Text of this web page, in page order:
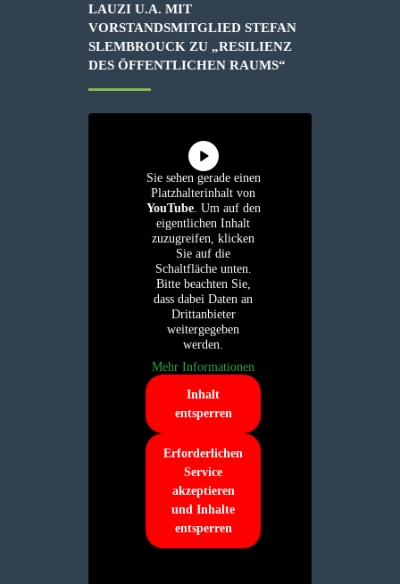
LAUZI U.A. MIT
VORSTANDSMITGLIED STEFAN
SLEMBROUCK ZU „RESILIENZ
DES ÖFFENTLICHEN RAUMS“
Sie sehen gerade einen
Platzhalterinhalt von
YouTube. Um auf den
eigentlichen Inhalt
zuzugreifen, klicken
Sie auf die
Schaltfläche unten.
Bitte beachten Sie,
dass dabei Daten an
Drittanbieter
weitergegeben
werden.
Mehr Informationen
Inhalt
entsperren
Erforderlichen
Service
akzeptieren
und Inhalte
entsperren